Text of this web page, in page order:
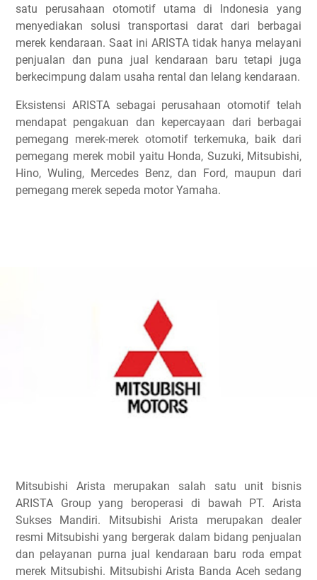
satu perusahaan otomotif utama di Indonesia yang
menyediakan solusi transportasi darat dari berbagai
merek kendaraan. Saat ini ARISTA tidak hanya melayani
penjualan dan puna jual kendaraan baru tetapi juga
berkecimpung dalam usaha rental dan lelang kendaraan.
Eksistensi ARISTA sebagai perusahaan otomotif telah
mendapat pengakuan dan kepercayaan dari berbagai
pemegang merek-merek otomotif terkemuka, baik dari
pemegang merek mobil yaitu Honda, Suzuki, Mitsubishi,
Hino, Wuling, Mercedes Benz, dan Ford, maupun dari
pemegang merek sepeda motor Yamaha.
Mitsubishi Arista merupakan salah satu unit bisnis
ARISTA Group yang beroperasi di bawah PT. Arista
Sukses Mandiri. Mitsubishi Arista merupakan dealer
resmi Mitsubishi yang bergerak dalam bidang penjualan
dan pelayanan purna jual kendaraan baru roda empat
merek Mitsubishi. Mitsubishi Arista Banda Aceh sedang